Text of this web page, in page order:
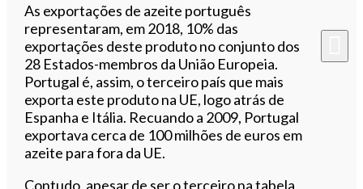
As exportações de azeite português
representaram, em 2018, 10% das
exportações deste produto no conjunto dos
28 Estados-membros da União Europeia.
Portugal é, assim, oterceiro país que mais
exporta este produto na UE, logo atrás de
Espanha e Itália. Recuando a 2009, Portugal
exportava cerca de 100 milhões de euros em
azeite para fora da UE.
Contudo, apesar de ser o terceiro na tabela,